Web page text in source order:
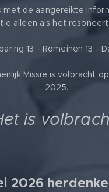
met de aangereikte
alleen als het
13 - Romeinen 13 -
Missie is volbracht
2025.
is
2026